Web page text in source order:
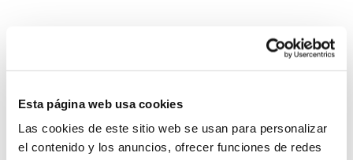
Esta página web usa cookies
Las cookies de este sitio web se usan para personalizar
el contenido y los anuncios, ofrecer funciones de redes